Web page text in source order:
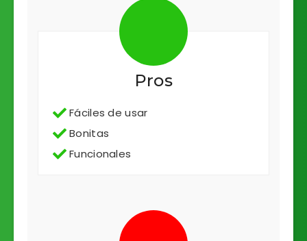
Pros
Fáciles de usar
Bonitas
Funcionales